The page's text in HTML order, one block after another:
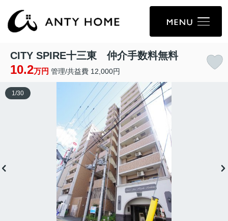
CITY SPIRE十三東 仲介手数料無料
10.2万円 管理/共益費 12,000円
1 /30